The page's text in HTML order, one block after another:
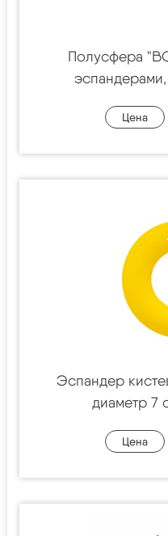
Полусфера
Цена
Эспандер
диаметр 7
Цена